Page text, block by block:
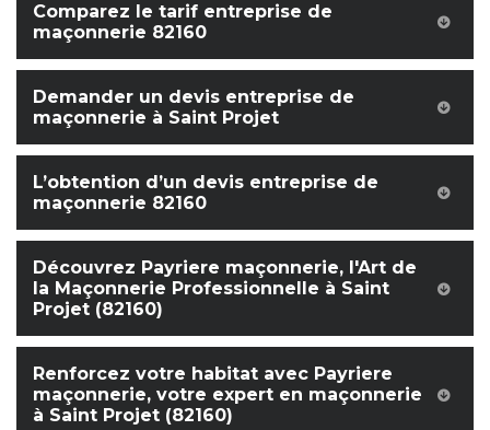
Comparez le tarif entreprise de
maçonnerie 82160
Demander un devis entreprise de
maçonnerie à Saint Projet
L’obtention d’un devis entreprise de
maçonnerie 82160
Découvrez Payriere maçonnerie, l'Art de
la Maçonnerie Professionnelle à Saint
Projet (82160)
Renforcez votre habitat avec Payriere
maçonnerie, votre expert en maçonnerie
à Saint Projet (82160)